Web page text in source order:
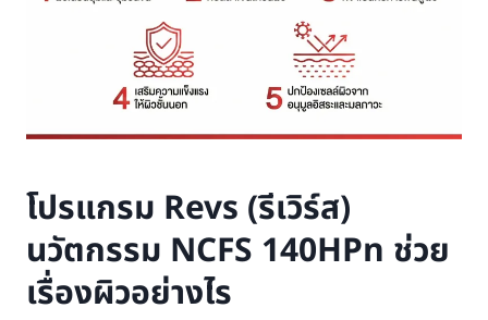
โปรแกรม Revs (รีเวิร์ส)
นวัตกรรม NCFS 140HPn ช่วย
เรื่องผิวอย่างไร